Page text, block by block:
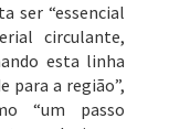
ser “essencial
circulante,
esta linha
para a região”,
“um passo